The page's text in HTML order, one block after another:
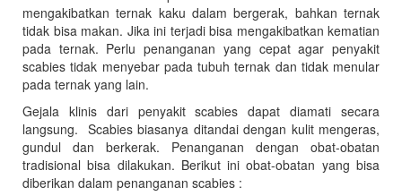
mengakibatkan ternak kaku dalam bergerak, bahkan ternak
tidak bisa makan. Jika ini terjadi bisa mengakibatkan kematian
pada ternak. Perlu penanganan yang cepat agar penyakit
scabies tidak menyebar pada tubuh ternak dan tidak menular
pada ternak yang lain.
Gejala klinis dari penyakit scabies dapat diamati secara
langsung. Scabies biasanya ditandai dengan kulit mengeras,
gundul dan berkerak. Penanganan dengan obat-obatan
tradisional bisa dilakukan. Berikut ini obat-obatan yang bisa
diberikan dalam penanganan scabies :